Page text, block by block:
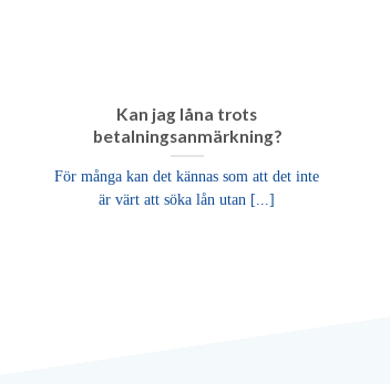
Kan jag låna trots
betalningsanmärkning?
För många kan det kännas som att det inte
är värt att söka lån utan [...]